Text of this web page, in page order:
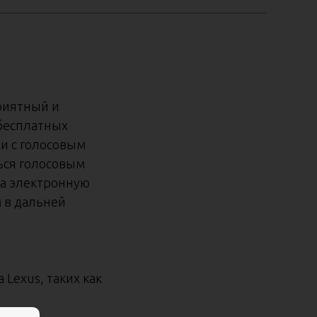
и
с голосовым
голосовым
электронную
дальней
таких как